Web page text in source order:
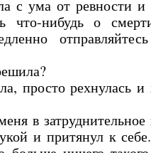
с ума от ревности и
что-нибудь о
рехнулась и
в
и притянул к